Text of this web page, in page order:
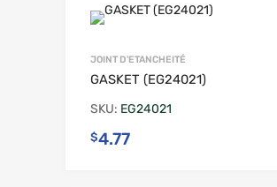
JOINT D'ETANCHEITÉ
GASKET (EG24021)
SKU: EG24021
$4.77